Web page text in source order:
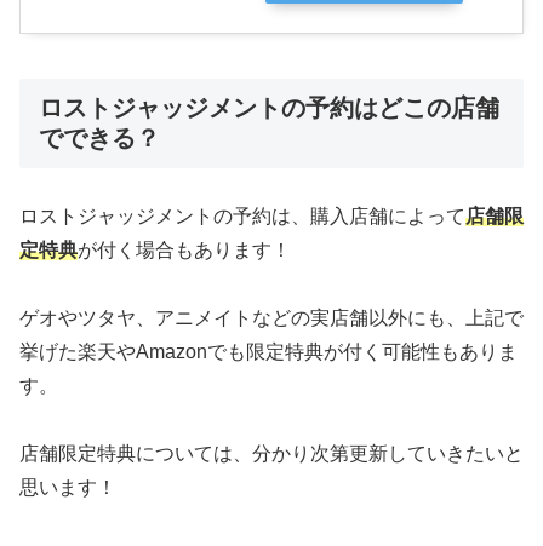
ロストジャッジメントの予約はどこの店舗
でできる？
ロストジャッジメントの予約は、購入店舗によって店舗限
定特典が付く場合もあります！
ゲオやツタヤ、アニメイトなどの実店舗以外にも、上記で
挙げた楽天やAmazonでも限定特典が付く可能性もありま
す。
店舗限定特典については、分かり次第更新していきたいと
思います！